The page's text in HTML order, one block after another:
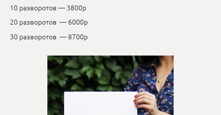
10 разворотов — 3800р
20 разворотов — 6000р
30 разворотов — 8700р